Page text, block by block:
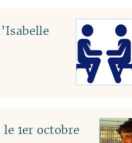
1er octobre